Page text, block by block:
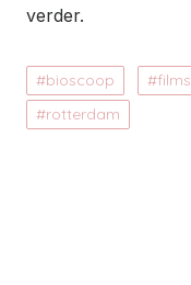
verder.
bioscoop films
rotterdam